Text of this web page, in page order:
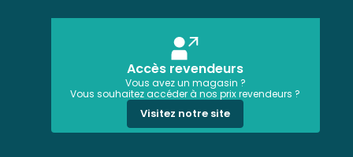
Accès revendeurs
Vous avez un magasin ?
Vous souhaitez accéder à nos prix revendeurs ?
Visitez notre site